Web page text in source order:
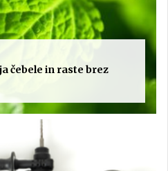
čebele in raste brez